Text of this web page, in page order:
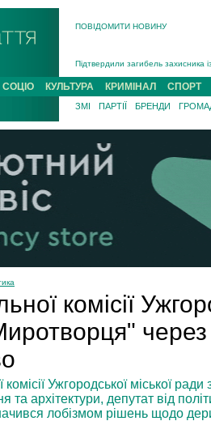
ПОВІДОМИТИ НОВИНУ
В Ужгороді попрощаються із
Підтвердили загибель
На війні з рф поліг військовий з
На війні загинув 26-річний
СОЦІО КУЛЬТУРА КРИМІНАЛ СПОРТ
ЗМІ ПАРТІЇ БРЕНДИ
комісії
через
комісії Ужгородської міської
та архітектури, депутат від
лобізмом рішень щодо